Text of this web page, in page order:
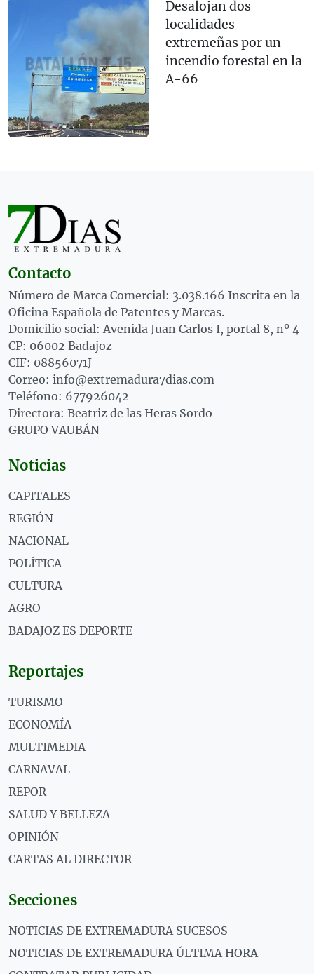
Desalojan dos
localidades
extremeñas por un
incendio forestal en la
A-66
Contacto
Número de Marca Comercial: 3.038.166 Inscrita en la
Oficina Española de Patentes y Marcas.
Domicilio social: Avenida Juan Carlos I, portal 8, nº 4
CP: 06002 Badajoz
CIF: 08856071J
Correo: info@extremadura7dias.com
Teléfono: 677926042
Directora: Beatriz de las Heras Sordo
GRUPO VAUBÁN
Noticias
CAPITALES
REGIÓN
NACIONAL
POLÍTICA
CULTURA
AGRO
BADAJOZ ES DEPORTE
Reportajes
TURISMO
ECONOMÍA
MULTIMEDIA
CARNAVAL
REPOR
SALUD Y BELLEZA
OPINIÓN
CARTAS AL DIRECTOR
Secciones
NOTICIAS DE EXTREMADURA SUCESOS
NOTICIAS DE EXTREMADURA ÚLTIMA HORA